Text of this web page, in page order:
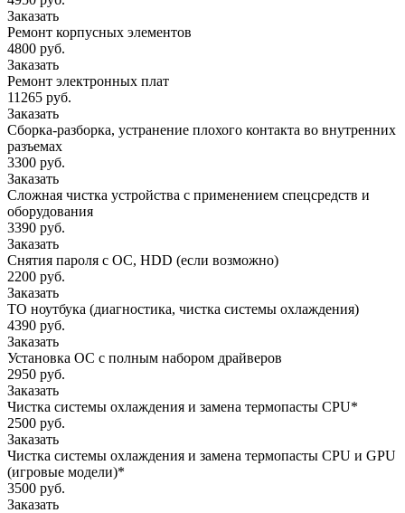
Заказать
Ремонт корпусных элементов
4800 руб.
Заказать
Ремонт электронных плат
11265 руб.
Заказать
Сборка-разборка, устранение плохого контакта во внутренних
разъемах
3300 руб.
Заказать
Сложная чистка устройства с применением спецсредств и
оборудования
3390 руб.
Заказать
Снятия пароля с OC, HDD (если возможно)
2200 руб.
Заказать
ТО ноутбука (диагностика, чистка системы охлаждения)
4390 руб.
Заказать
Установка ОС с полным набором драйверов
2950 руб.
Заказать
Чистка системы охлаждения и замена термопасты CPU*
2500 руб.
Заказать
Чистка системы охлаждения и замена термопасты CPU и GPU
(игровые модели)*
3500 руб.
Заказать